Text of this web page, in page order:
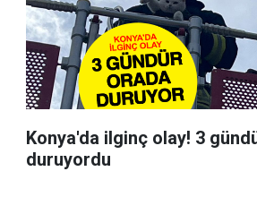
Konya'da ilginç olay! 3
duruyordu